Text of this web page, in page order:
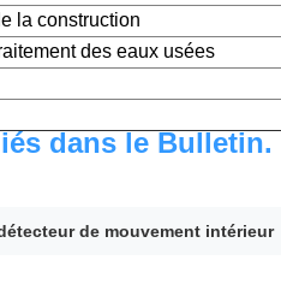
la construction
des eaux usées
dans le Bulletin.
de mouvement intérieur